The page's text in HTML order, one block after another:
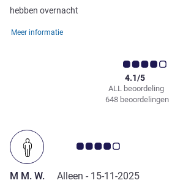
hebben overnacht
Meer informatie
ALL beoordeling
4.1/5
648 beoordelingen
Avis-klantbeoordeling 4.0/5
M M. W. Alleen - 15-11-2025